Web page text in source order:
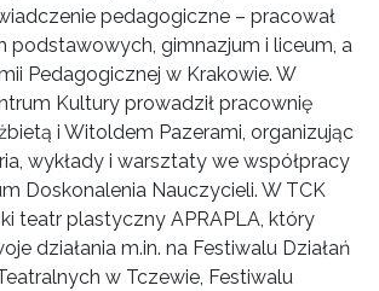
pedagogiczne – pracował
podstawowych, gimnazjum i liceum, a
Pedagogicznej w Krakowie. W
Kultury prowadził pracownię
i Witoldem Pazerami, organizując
wykłady i warsztaty we współpracy
Doskonalenia Nauczycieli. W TCK
teatr plastyczny APRAPLA, który
działania m.in. na Festiwalu Działań
w Tczewie, Festiwalu